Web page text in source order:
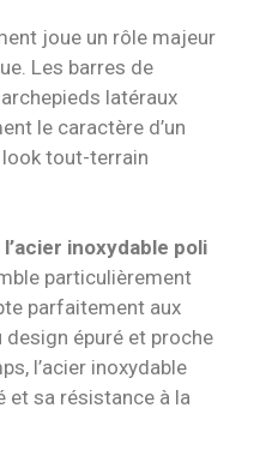
joue un rôle majeur
Les barres de
latéraux
le caractère d’un
look tout-terrain
l’acier inoxydable poli
particulièrement
parfaitement aux
épuré et proche
l’acier inoxydable
et sa résistance à la